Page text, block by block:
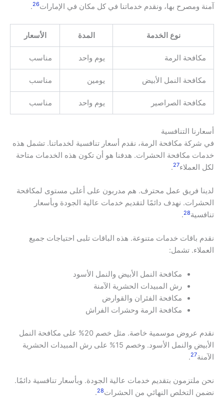
آمنة ومصرح بها، ونقدم خدماتنا في كل مكان في الإمارات26
.
نوع الخدمة المدة الأسعار
مكافحة الرمة يوم واحد مناسب
مكافحة النمل الأبيض يومين مناسب
مكافحة الصراصير يوم واحد مناسب
أسعارنا التنافسية
في شركة مكافحة الرمة، نقدم أسعار تنافسية لخدماتنا. تشمل هذه
خدمات مكافحة الحشرات. هدفنا هو أن تكون هذه الخدمات متاحة
لكل العملاء27
.
لدينا فريق عمل محترف. هم مدربون على أعلى مستوى لمكافحة
الحشرات. نهدف دائمًا لتقديم خدمات عالية الجودة وبأسعار
تنافسية28
.
نقدم باقات خدمات متنوعة. هذه الباقات تلبى احتياجات جميع
العملاء. تشمل:
مكافحة النمل الأبيض والنمل الأسود
رش المبيدات الحشرية الآمنة
مكافحة الفئران والقوارض
مكافحة الرمة وحشرات الفراش
نقدم عروض موسمية خاصة. مثل خصم 20% على مكافحة النمل
الأبيض والنمل الأسود. وخصم 15% على رش المبيدات الحشرية
الآمنة27
.
نحن ملتزمون بتقديم خدمات عالية الجودة. وبأسعار تنافسية دائمًا.
نضمن التخلص النهائي من الحشرات28
.